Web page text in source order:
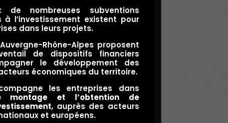
de nombreuses subventions
l’investissement existent pour
dans leurs projets.
Auvergne-Rhône-Alpes proposent
de dispositifs financiers
le développement des
économiques du territoire.
les entreprises dans
montage et l’obtention de
, auprès des acteurs
et européens.